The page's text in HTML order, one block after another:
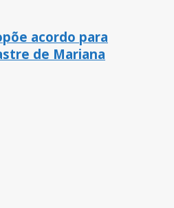
acordo para
de Mariana